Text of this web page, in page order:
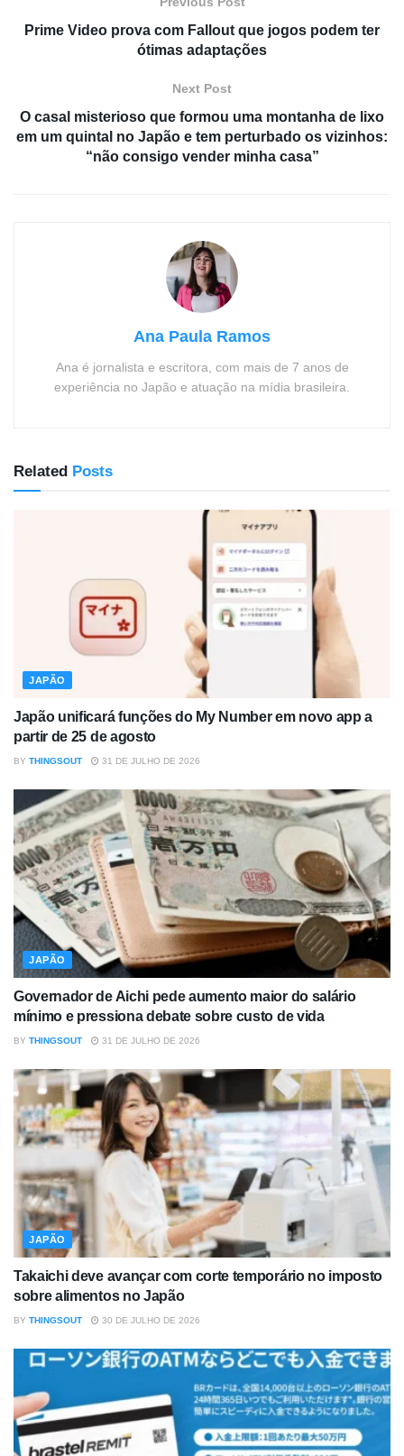
Prime Video prova com Fallout que jogos podem ter
ótimas adaptações
Next Post
O casal misterioso que formou uma montanha de lixo
em um quintal no Japão e tem perturbado os vizinhos:
“não consigo vender minha casa”
Ana Paula Ramos
Ana é jornalista e escritora, com mais de 7 anos de
experiência no Japão e atuação na mídia brasileira.
Related Posts
JAPÃO
Japão unificará funções do My Number em novo app a
partir de 25 de agosto
BY THINGSOUT 31 DE JULHO DE 2026
JAPÃO
Governador de Aichi pede aumento maior do salário
mínimo e pressiona debate sobre custo de vida
BY THINGSOUT 31 DE JULHO DE 2026
JAPÃO
Takaichi deve avançar com corte temporário no imposto
sobre alimentos no Japão
BY THINGSOUT 30 DE JULHO DE 2026